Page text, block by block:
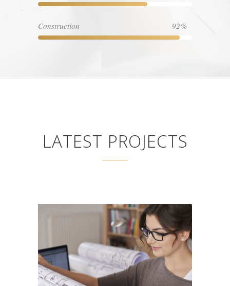
Construction 92
LATEST PROJECTS